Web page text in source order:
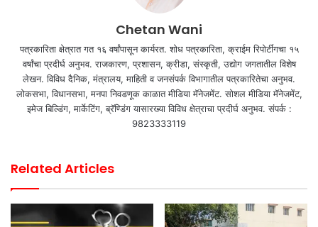
Chetan Wani
पत्रकारिता क्षेत्रात गत १६ वर्षांपासून कार्यरत. शोध पत्रकारिता, क्राईम रिपोर्टींगचा १५
वर्षांचा प्रदीर्घ अनुभव. राजकारण, प्रशासन, क्रीडा, संस्कृती, उद्योग जगतातील विशेष
लेखन. विविध दैनिक, मंत्रालय, माहिती व जनसंपर्क विभागातील पत्रकारितेचा अनुभव.
लोकसभा, विधानसभा, मनपा निवडणूक काळात मीडिया मॅनेजमेंट. सोशल मीडिया मॅनेजमेंट,
इमेज बिल्डिंग, मार्केटिंग, ब्रॅण्डिंग यासारख्या विविध क्षेत्राचा प्रदीर्घ अनुभव. संपर्क :
9823333119
Related Articles